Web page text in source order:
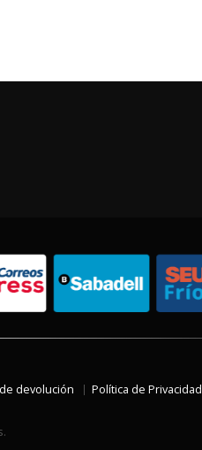
devolución Política de Privacidad